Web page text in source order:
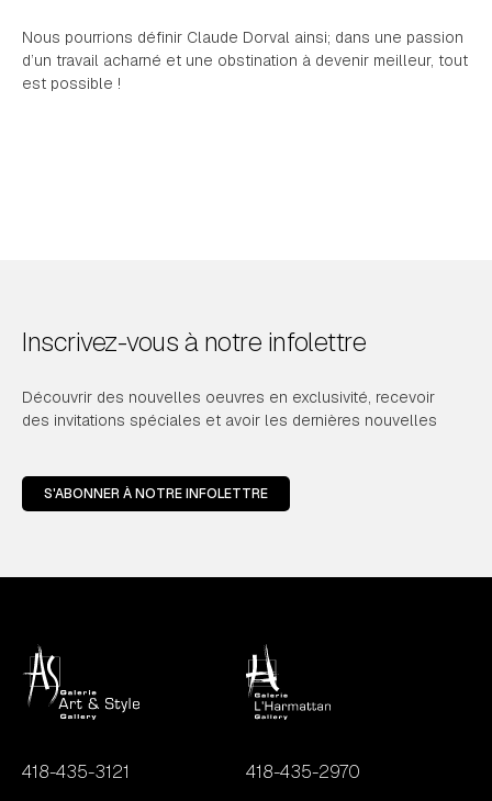
Nous pourrions définir Claude Dorval ainsi; dans une passion
d’un travail acharné et une obstination à devenir meilleur, tout
est possible !
Inscrivez-vous à notre infolettre
Découvrir des nouvelles oeuvres en exclusivité, recevoir
des invitations spéciales et avoir les dernières nouvelles
S'ABONNER À NOTRE INFOLETTRE
418-435-3121 418-435-2970